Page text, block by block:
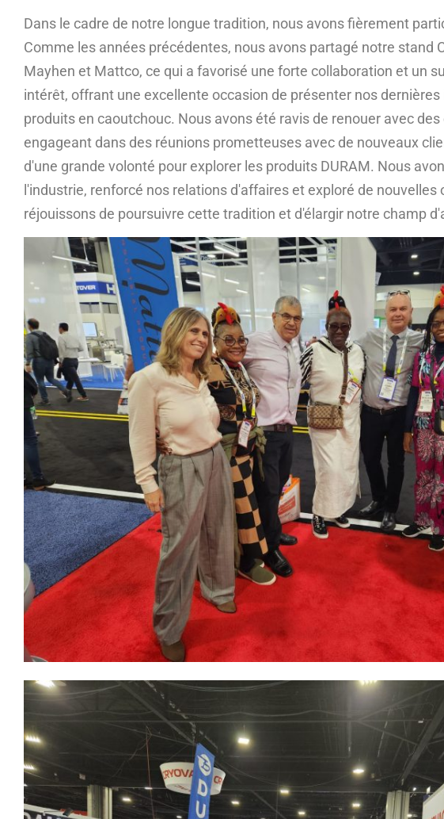
Dans le cadre de notre longue tradition, nous avons fièrement
Comme les années précédentes, nous avons partagé notre stand
Mayhen et Mattco, ce qui a favorisé une forte collaboration et un
intérêt, offrant une excellente occasion de présenter nos
produits en caoutchouc. Nous avons été ravis de renouer avec
engageant dans des réunions prometteuses avec de nouveaux
d'une grande volonté pour explorer les produits DURAM. Nous
l'industrie, renforcé nos relations d'affaires et exploré de
réjouissons de poursuivre cette tradition et d'élargir notre champ